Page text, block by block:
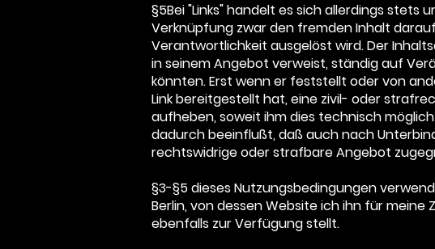
§5Bei "Links" handelt es sich allerdings
Verknüpfung zwar den fremden Inhalt
Verantwortlichkeit ausgelöst wird. Der
in seinem Angebot verweist, ständig auf
könnten. Erst wenn er feststellt oder von
Link bereitgestellt hat, eine zivil- oder
aufheben, soweit ihm dies technisch
dadurch beeinflußt, daß auch nach
rechtswidrige oder strafbare Angebot
§3-§5 dieses Nutzungsbedingungen
Berlin, von dessen Website ich ihn für
ebenfalls zur Verfügung stellt.